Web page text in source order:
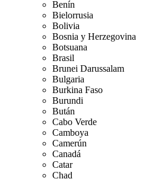
Benín
Bielorrusia
Bolivia
Bosnia y Herzegovina
Botsuana
Brasil
Brunei Darussalam
Bulgaria
Burkina Faso
Burundi
Bután
Cabo Verde
Camboya
Camerún
Canadá
Catar
Chad